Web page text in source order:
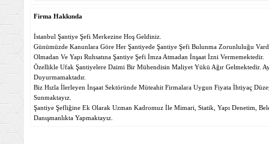
Firma Hakkında
İstanbul Şantiye Şefi Merkezine Hoş Geldiniz.
Günümüzde Kanunlara Göre Her Şantiyede Şantiye Şefi Bulunma Zorunluluğu
Olmadan Ve Yapı Ruhsatına Şantiye Şefi İmza Atmadan İnşaat İzni Vermemektedir.
Özellikle Ufak Şantiyelere Daimi Bir Mühendisin Maliyet Yükü Ağır Gelmektedir.
Duyurmamaktadır.
Biz Hızla İlerleyen İnşaat Sektöründe Müteahit Firmalara Uygun Fiyata İhtiyaç
Sunmaktayız.
Şantiye Şefliğine Ek Olarak Uzman Kadromuz İle Mimari, Statik, Yapı Denetim,
Danışmanlıkta Yapmaktayız.